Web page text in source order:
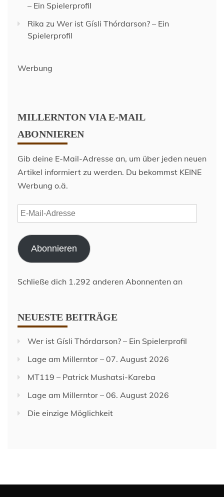
– Ein Spielerprofil
Rika zu Wer ist Gísli Thórdarson? – Ein
Spielerprofil
Werbung
MILLERNTON VIA E-MAIL
ABONNIEREN
Gib deine E-Mail-Adresse an, um über jeden neuen
Artikel informiert zu werden. Du bekommst KEINE
Werbung o.ä.
E-
Mail-
Adresse
Abonnieren
Schließe dich 1.292 anderen Abonnenten an
NEUESTE BEITRÄGE
Wer ist Gísli Thórdarson? – Ein Spielerprofil
Lage am Millerntor – 07. August 2026
MT119 – Patrick Mushatsi-Kareba
Lage am Millerntor – 06. August 2026
Die einzige Möglichkeit